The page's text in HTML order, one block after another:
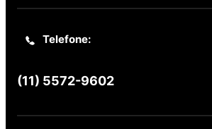
Telefone:
(11) 5572-9602